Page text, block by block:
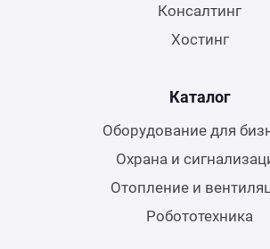
Консалтинг
Хостинг
Каталог
Оборудование для
Охрана и
Отопление и
Робототехника